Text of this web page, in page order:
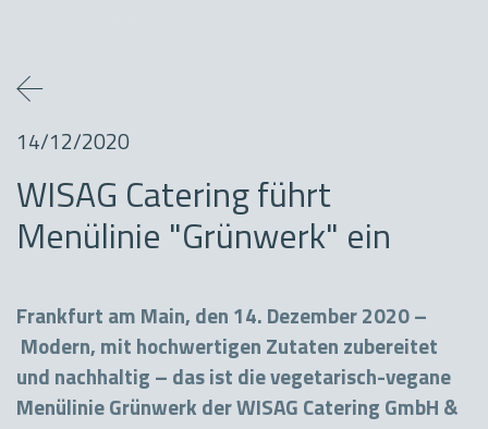
14/12/2020
WISAG Catering führt
Menülinie "Grünwerk" ein
Frankfurt am Main, den 14. Dezember 2020 –
Modern, mit hochwertigen Zutaten zubereitet
und nachhaltig – das ist die vegetarisch-vegane
Menülinie Grünwerk der WISAG Catering GmbH &